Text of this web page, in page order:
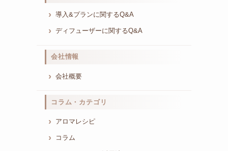
導入&プランに関するQ&A
ディフューザーに関するQ&A
会社情報
会社概要
コラム・カテゴリ
アロマレシピ
コラム